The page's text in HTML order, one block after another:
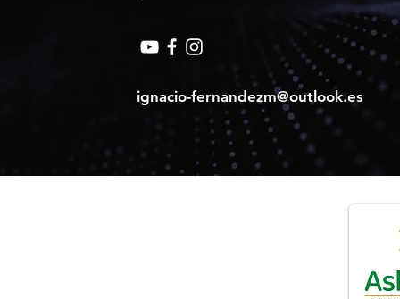
ignacio-fernandezm@outlook.es